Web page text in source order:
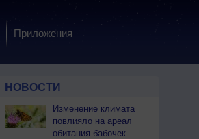
Приложения
НОВОСТИ
Изменение климата
повлияло на ареал
обитания бабочек